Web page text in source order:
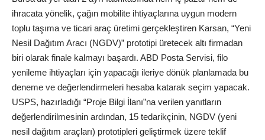
ihracata yönelik, çağın mobilite ihtiyaçlarına uygun modern
toplu taşıma ve ticari araç üretimi gerçekleştiren Karsan, “Yeni
Nesil Dağıtım Aracı (NGDV)” prototipi üretecek altı firmadan
biri olarak finale kalmayı başardı. ABD Posta Servisi, filo
yenileme ihtiyaçları için yapacağı ileriye dönük planlamada bu
deneme ve değerlendirmeleri hesaba katarak seçim yapacak.
USPS, hazırladığı “Proje Bilgi İlanı”na verilen yanıtların
değerlendirilmesinin ardından, 15 tedarikçinin, NGDV (yeni
nesil dağıtım araçları) prototipleri geliştirmek üzere teklif